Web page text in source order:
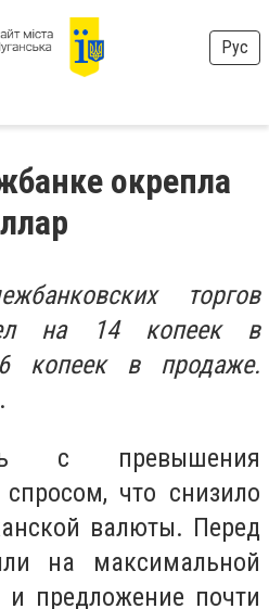
Рус
окрепла
торгов
на 14 копеек в
копеек в продаже.
.
с превышения
что снизило
валюты. Перед
на максимальной
и предложение почти